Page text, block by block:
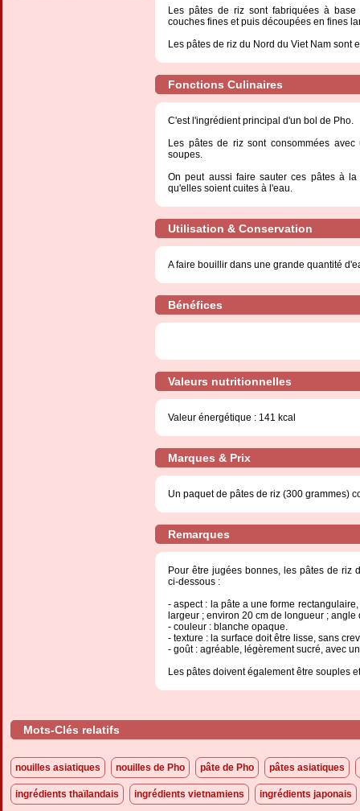
Les pâtes de riz sont fabriquées à
couches fines et puis découpées en fines
Les pâtes de riz du Nord du Viet Nam sont
Fonctions Culinaires
C'est l'ingrédient principal d'un bol de Pho.
Les pâtes de riz sont consommées
soupes.
On peut aussi faire sauter ces pâtes à
qu'elles soient cuites à l'eau.
Utilisation & Conservation
A faire bouillir dans une grande quantité
Bénéfices
Valeurs nutritionnelles
Valeur énergétique : 141 kcal
Marques & Prix
Un paquet de pâtes de riz (300 grammes)
Remarques
Pour être jugées bonnes, les pâtes de riz
ci-dessous :
- aspect : la pâte a une forme
largeur ; environ 20 cm de longueur ; angle
- couleur : blanche opaque.
- texture : la surface doit être lisse, sans
- goût : agréable, légèrement sucré, avec
Les pâtes doivent également être souples
Mots-Clés relatifs
nouilles asiatiques nouilles de Pho pâte de Pho pâtes asiatiques
ingrédients thaïlandais ingrédients vietnamiens ingrédients japonais